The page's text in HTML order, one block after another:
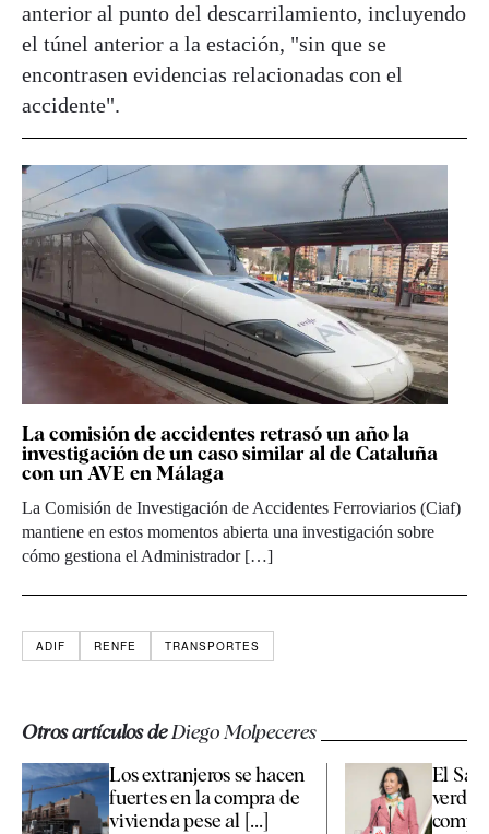
anterior al punto del descarrilamiento, incluyendo
el túnel anterior a la estación, "sin que se
encontrasen evidencias relacionadas con el
accidente".
La comisión de accidentes retrasó un año la
investigación de un caso similar al de Cataluña
con un AVE en Málaga
La Comisión de Investigación de Accidentes Ferroviarios (Ciaf)
mantiene en estos momentos abierta una investigación sobre
cómo gestiona el Administrador […]
ADIF RENFE TRANSPORTES
Otros artículos deDiego Molpeceres
Los extranjeros se hacen
fuertes en la compra de
vivienda pese al [...]
El
verde